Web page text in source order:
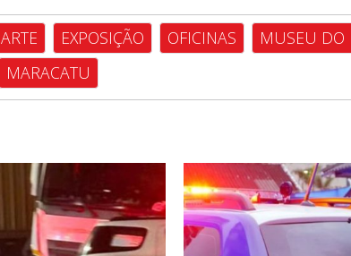
ARTE EXPOSIÇÃO OFICINAS
MUSEU DO
MARACATU